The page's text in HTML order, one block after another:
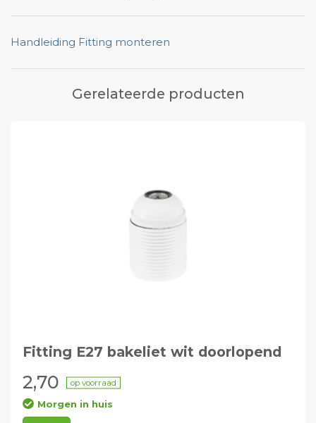
Handleiding Fitting monteren
Gerelateerde producten
Fitting E27 bakeliet wit doorlopend
2,70 op voorraad
Morgen in huis